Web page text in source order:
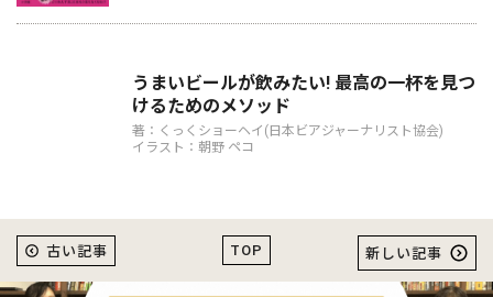
うまいビールが飲みたい! 最高の一杯を見つ
けるためのメソッド
著：くっくショーヘイ(日本ビアジャーナリスト協会)
イラスト：朝野 ペコ
TOP
古い記事 新しい記事